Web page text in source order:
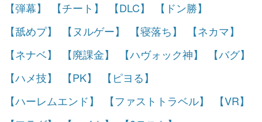
【弾幕】 【チート】 【DLC】
【ドン勝】
【舐めプ】
【ヌルゲー】 【寝落ち】
【ネカマ】
【ネナベ】
【廃課金】 【ハヴォック神】
【バグ】
【ハメ技】
【PK】
【ピヨる】
【ハーレムエンド】
【ファストトラベル】
【VR】